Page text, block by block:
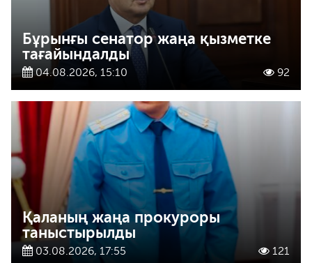
Бұрынғы сенатор жаңа қызметке
тағайындалды
04.08.2026, 15:10 92
Қаланың жаңа прокуроры
таныстырылды
03.08.2026, 17:55 121